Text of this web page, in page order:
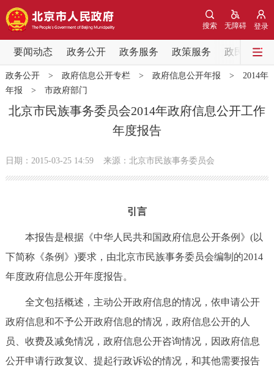
登录
无障碍
搜索
要闻动态 政务公开 政务服务 政策服务 政民互动
要闻动态
党中央精神 国务院信息 中央部委动态
北京要闻 会议信息 部门动态
机构职能
政策兑现 政策解读 回应关切
政务服务
政务公开> 政府信息公开专栏> 政府信息公开年报 > 2014年
年报 > 市政府部门
北京市民族事务委员会2014年政府信息公开工作
年度报告
日期：2015-03-25 14:59 来源：北京市民族事务委员会
引言
本报告是根据《中华人民共和国政府信息公开条例》(以
下简称《条例》)要求，由北京市民族事务委员会编制的2014
年度政府信息公开年度报告。
全文包括概述，主动公开政府信息的情况，依申请公开
政府信息和不予公开政府信息的情况，政府信息公开的人
员、收费及减免情况，政府信息公开咨询情况，因政府信息
公开申请行政复议、提起行政诉讼的情况，和其他需要报告